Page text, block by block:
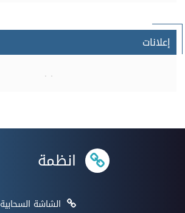
إعلانات
انظمة
الشاشة السحابية